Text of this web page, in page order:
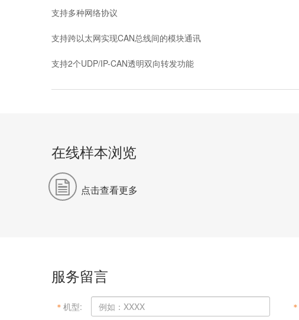
支持多种网络协议
支持跨以太网实现CAN总线间的模块通讯
支持2个UDP/IP-CAN透明双向转发功能
在线样本浏览
点击查看更多
服务留言
＊ 机型: ＊